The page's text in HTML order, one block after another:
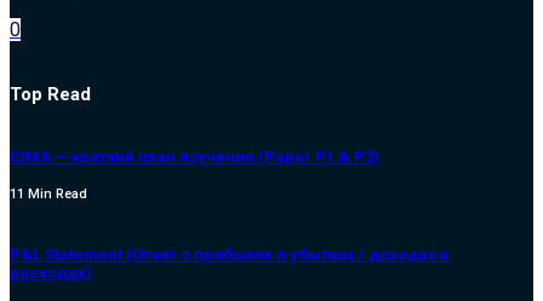
0
Top Read
CIMA — краткий план изучения (Paper P1 & P2)
11 Min Read
P&L Statement (Отчет о прибылях и убытках / доходах и
расходах)